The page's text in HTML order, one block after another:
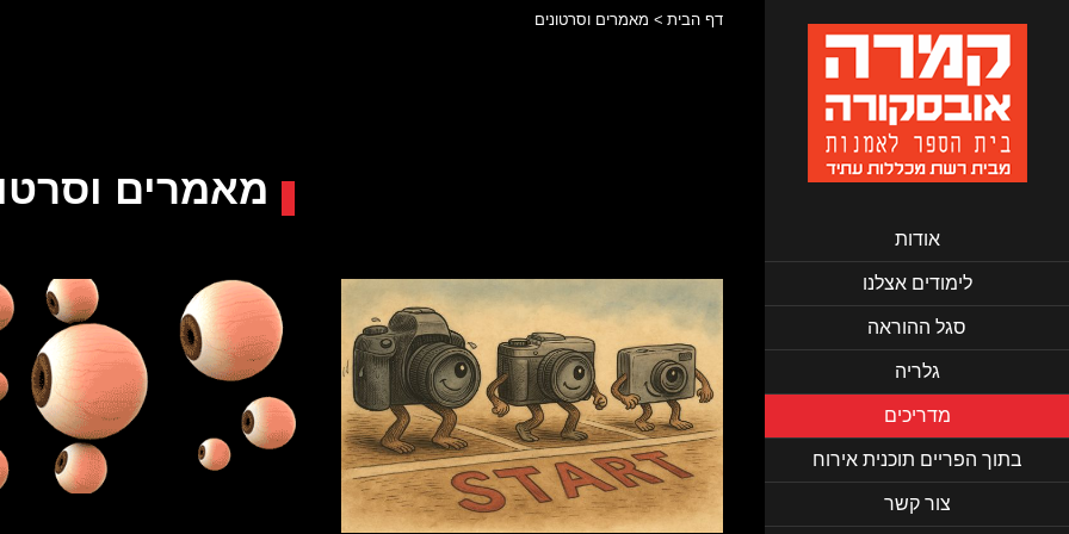
אודות
לימודים אצלנו
סגל ההוראה
גלריה
מדריכים
בתוך הפריים תוכנית אירוח
צור קשר
דף הבית מאמרים וסרטונים
מאמרים